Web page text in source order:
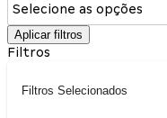
Selecione as opções
Aplicar filtros
Filtros
Filtros Selecionados